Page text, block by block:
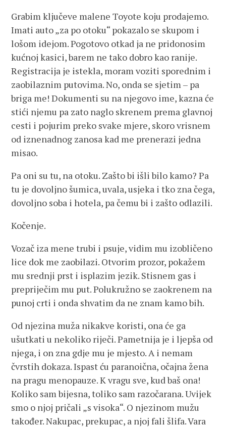
Grabim ključeve malene Toyote koju prodajemo.
Imati auto „za po otoku“ pokazalo se skupom i
lošom idejom. Pogotovo otkad ja ne pridonosim
kućnoj kasici, barem ne tako dobro kao ranije.
Registracija je istekla, moram voziti sporednim i
zaobilaznim putovima. No, onda se sjetim – pa
briga me! Dokumenti su na njegovo ime, kazna će
stići njemu pa zato naglo skrenem prema glavnoj
cesti i pojurim preko svake mjere, skoro vrisnem
od iznenadnog zanosa kad me prenerazi jedna
misao.
Pa oni su tu, na otoku. Zašto bi išli bilo kamo? Pa
tu je dovoljno šumica, uvala, usjeka i tko zna čega,
dovoljno soba i hotela, pa čemu bi i zašto odlazili.
Kočenje.
Vozač iza mene trubi i psuje, vidim mu izobličeno
lice dok me zaobilazi. Otvorim prozor, pokažem
mu srednji prst i isplazim jezik. Stisnem gas i
prepriječim mu put. Polukružno se zaokrenem na
punoj crti i onda shvatim da ne znam kamo bih.
Od njezina muža nikakve koristi, ona će ga
ušutkati u nekoliko riječi. Pametnija je i ljepša od
njega, i on zna gdje mu je mjesto. A i nemam
čvrstih dokaza. Ispast ću paranoična, očajna žena
na pragu menopauze. K vragu sve, kud baš ona!
Koliko sam bijesna, toliko sam razočarana. Uvijek
smo o njoj pričali „s visoka“. O njezinom mužu
također. Nakupac, prekupac, a njoj fali šlifa. Vara